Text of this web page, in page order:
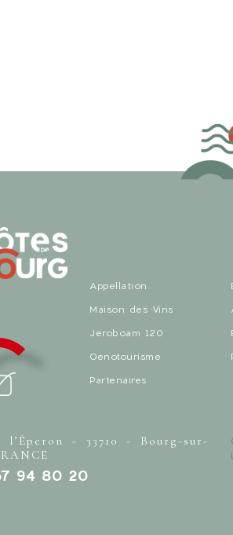
Appellation
Maison des Vins
Jeroboam 120
Oenotourisme
Partenaires
l’Éperon - 33710 - Bourg-sur-
94 80 20